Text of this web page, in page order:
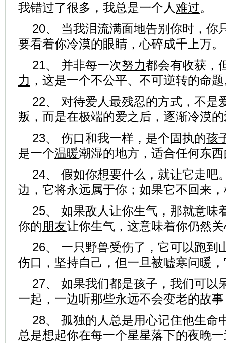
我错过了很多，我总是一个人难过。
20、 当我泪流满面地告别你时，你
要看着你冷漠的眼睛，心碎成千上万。
21、 并非每一次努力都会有收获，
力 ，这是一个不公平、不可逆转的命
22、 对待爱人最残忍的方式，不是
叛，而是在极端的爱之后，逐渐冷漠
23、 伤口和我一样，是个固执的孩
是一个温暖潮湿的地方，适合任何东
24、 假如你想要什么，就让它走吧
边，它将永远属于你；如果它不回来
25、 如果敌人让你生气，那就意味
你的朋友让你生气，这意味着你仍然
26、 一只野兽受伤了，它可以跑到
伤口，坚持自己，但一旦被嘘寒问暖
27、 如果我们都是孩子，我们可以
一起，一边听那些永远不会变老的故
28、 孤独的人总是用心记住他生命
总是想起你在每一个星星落下的夜晚